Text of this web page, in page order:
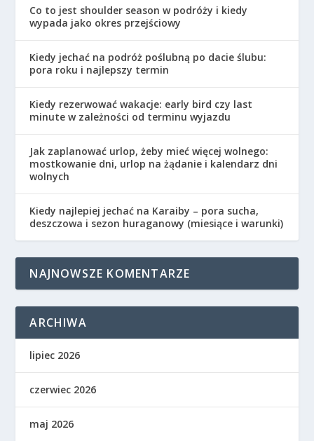
Co to jest shoulder season w podróży i kiedy
wypada jako okres przejściowy
Kiedy jechać na podróż poślubną po dacie ślubu:
pora roku i najlepszy termin
Kiedy rezerwować wakacje: early bird czy last
minute w zależności od terminu wyjazdu
Jak zaplanować urlop, żeby mieć więcej wolnego:
mostkowanie dni, urlop na żądanie i kalendarz dni
wolnych
Kiedy najlepiej jechać na Karaiby – pora sucha,
deszczowa i sezon huraganowy (miesiące i warunki)
NAJNOWSZE KOMENTARZE
ARCHIWA
lipiec 2026
czerwiec 2026
maj 2026